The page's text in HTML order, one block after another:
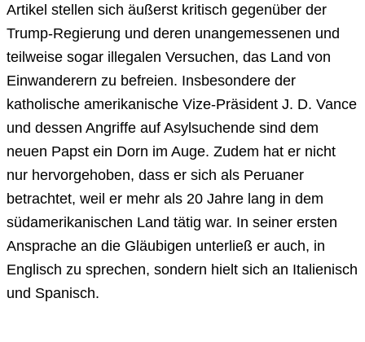
Artikel stellen sich äußerst kritisch gegenüber der
Trump-Regierung und deren unangemessenen und
teilweise sogar illegalen Versuchen, das Land von
Einwanderern zu befreien. Insbesondere der
katholische amerikanische Vize-Präsident J. D. Vance
und dessen Angriffe auf Asylsuchende sind dem
neuen Papst ein Dorn im Auge. Zudem hat er nicht
nur hervorgehoben, dass er sich als Peruaner
betrachtet, weil er mehr als 20 Jahre lang in dem
südamerikanischen Land tätig war. In seiner ersten
Ansprache an die Gläubigen unterließ er auch, in
Englisch zu sprechen, sondern hielt sich an Italienisch
und Spanisch.